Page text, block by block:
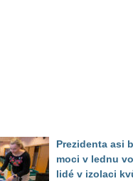
Prezidenta asi
moci v lednu
lidé v izolaci